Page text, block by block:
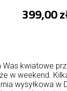
399,00
kwiatowe
w weekend.
wysyłkowa w